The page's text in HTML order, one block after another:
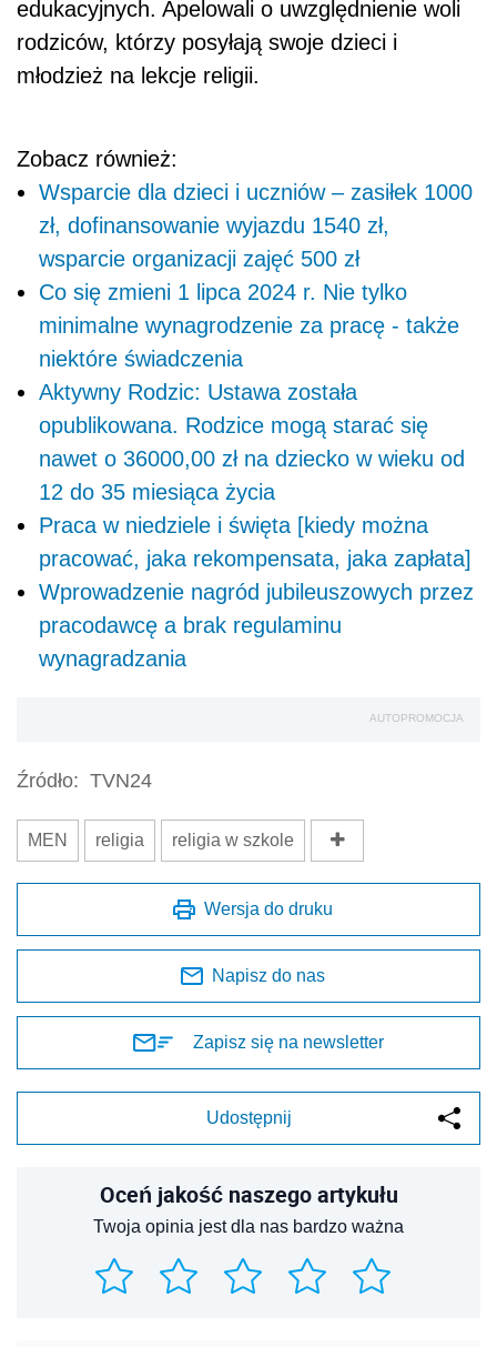
edukacyjnych. Apelowali o uwzględnienie woli
rodziców, którzy posyłają swoje dzieci i
młodzież na lekcje religii.
Zobacz również:
Wsparcie dla dzieci i uczniów – zasiłek 1000
zł, dofinansowanie wyjazdu 1540 zł,
wsparcie organizacji zajęć 500 zł
Co się zmieni 1 lipca 2024 r. Nie tylko
minimalne wynagrodzenie za pracę - także
niektóre świadczenia
Aktywny Rodzic: Ustawa została
opublikowana. Rodzice mogą starać się
nawet o 36000,00 zł na dziecko w wieku od
12 do 35 miesiąca życia
Praca w niedziele i święta [kiedy można
pracować, jaka rekompensata, jaka zapłata]
Wprowadzenie nagród jubileuszowych przez
pracodawcę a brak regulaminu
wynagradzania
AUTOPROMOCJA
Źródło: TVN24
MEN religia religia w szkole
Wersja do druku
Napisz do nas
Zapisz się na newsletter
Udostępnij
Oceń jakość naszego artykułu
Twoja opinia jest dla nas bardzo ważna